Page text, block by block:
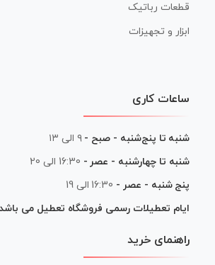
قطعات رباتیک
ابزار و تجهیزات
ساعات کاری
شنبه تا پنج‌شنبه - صبح - ۹ الی ۱۳
شنبه تا چهارشنبه - عصر - 16:30 الی 20
پنج شنبه - عصر - 16:30 الی 19
ایام تعطیلات رسمی فروشگاه تعطیل می باشد
راهنمای خرید